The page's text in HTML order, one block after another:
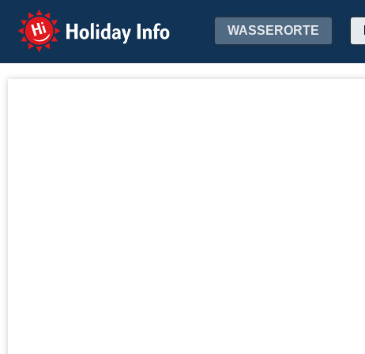
Holiday Info WASSERORTE